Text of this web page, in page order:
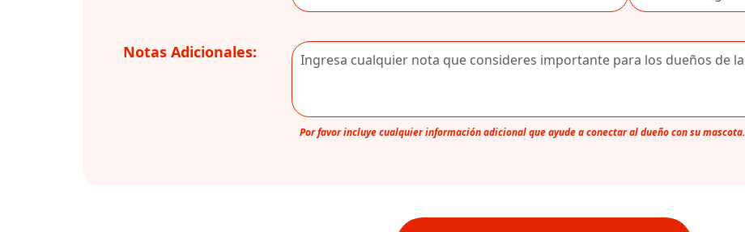
Notas Adicionales:
Por favor incluye cualquier información adicional que ayude a conectar al dueño con su mascota.